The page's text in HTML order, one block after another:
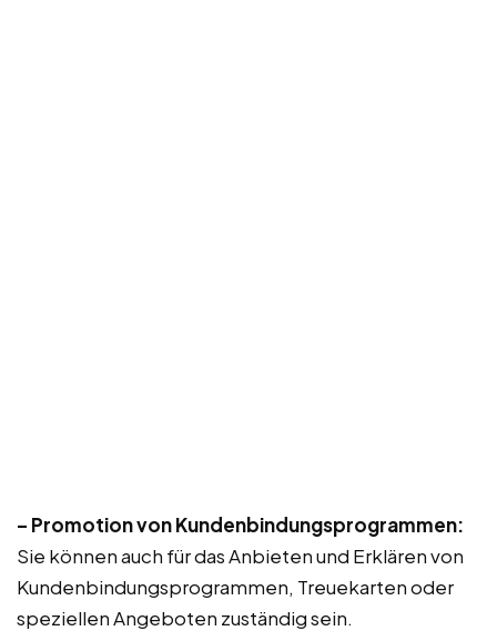
– Promotion von Kundenbindungsprogrammen:
Sie können auch für das Anbieten und Erklären von
Kundenbindungsprogrammen, Treuekarten oder
speziellen Angeboten zuständig sein.